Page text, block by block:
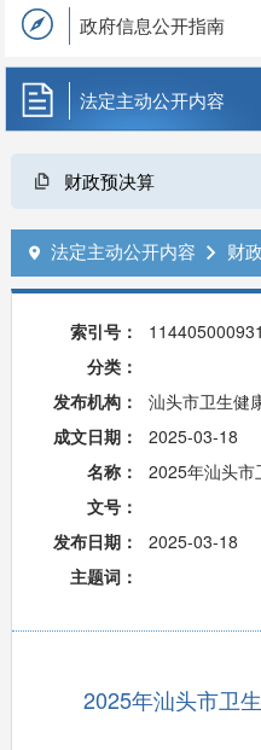
政府信息公开指南
法定主动公开内容
财政预决算
 法定主动公开内容  财
索引号：
分类：
发布机构：
汕头市卫生健
成文日期：
2025-03-18
名称：
2025年汕头市
文号：
发布日期：
2025-03-18
主题词：
2025年汕头市卫